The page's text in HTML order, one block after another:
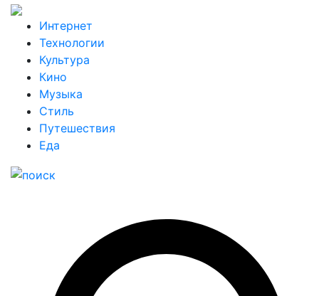
Интернет
Технологии
Культура
Кино
Музыка
Стиль
Путешествия
Еда